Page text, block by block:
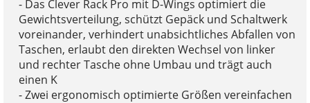
- Das Clever Rack Pro mit D-Wings optimiert die
Gewichtsverteilung, schützt Gepäck und Schaltwerk
voreinander, verhindert unabsichtliches Abfallen von
Taschen, erlaubt den direkten Wechsel von linker
und rechter Tasche ohne Umbau und trägt auch
einen K
- Zwei ergonomisch optimierte Größen vereinfachen